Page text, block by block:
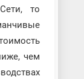
то
чем